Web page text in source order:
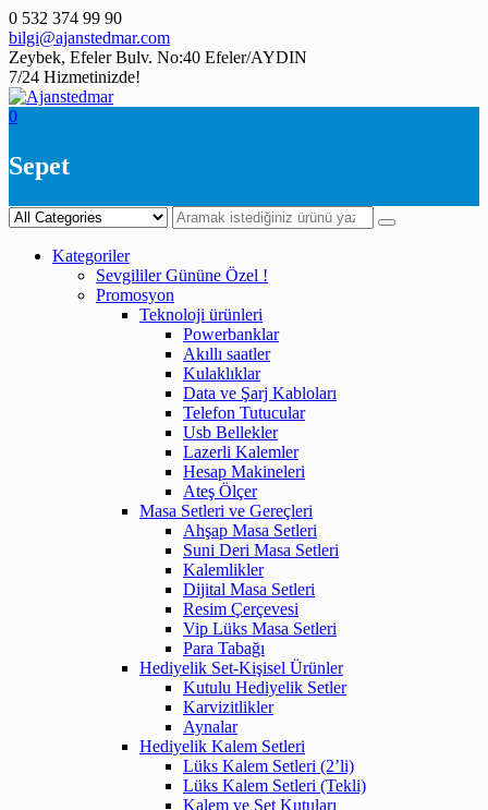
Skip
to
content
0 532 374 99 90
bilgi@ajanstedmar.com
Zeybek, Efeler Bulv. No:40 Efeler/AYDIN
7/24 Hizmetinizde!
0
Sepet
Kategoriler
Sevgililer Gününe Özel !
Promosyon
Teknoloji ürünleri
Powerbanklar
Akıllı saatler
Kulaklıklar
Data ve Şarj Kabloları
Telefon Tutucular
Usb Bellekler
Lazerli Kalemler
Hesap Makineleri
Ateş Ölçer
Masa Setleri ve Gereçleri
Ahşap Masa Setleri
Suni Deri Masa Setleri
Kalemlikler
Dijital Masa Setleri
Resim Çerçevesi
Vip Lüks Masa Setleri
Para Tabağı
Hediyelik Set-Kişisel Ürünler
Kutulu Hediyelik Setler
Karvizitlikler
Aynalar
Hediyelik Kalem Setleri
Lüks Kalem Setleri (2’li)
Lüks Kalem Setleri (Tekli)
Kalem ve Set Kutuları